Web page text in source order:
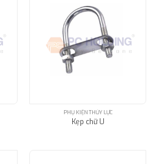
PHỤ KIỆN THỦY LỰC
Kẹp chữ U